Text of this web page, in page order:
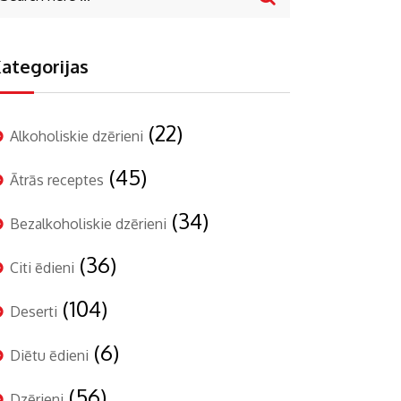
Alkoholiskie dzērieni (22)
Ātrās receptes (45)
Bezalkoholiskie dzērieni (34)
Citi ēdieni (36)
Deserti (104)
Diētu ēdieni (6)